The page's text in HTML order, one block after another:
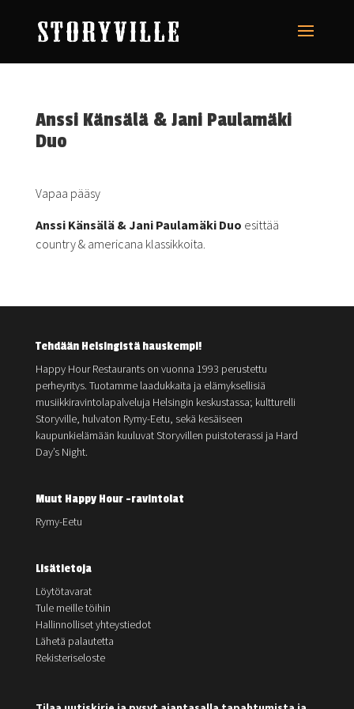
Anssi Känsälä & Jani Paulamäki
Duo
Vapaa pääsy
Anssi Känsälä & Jani Paulamäki Duo esittää
country & americana klassikkoita.
Tehdään Helsingistä hauskempi!
Happy Hour Restaurants on vuonna 1993 perustettu
perheyritys. Tuotamme laadukkaita ja elämyksellisiä
musiikkiravintolapalveluja Helsingin keskustassa; kultturelli
Storyville, hulvaton Rymy-Eetu, sekä kesäiseen
kaupunkielämään kuuluvat Storyvillen puistoterassi ja Hard
Day’s Night.
Muut Happy Hour -ravintolat
Rymy-Eetu
Lisätietoja
Löytötavarat
Tule meille töihin
Hallinnolliset yhteystiedot
Lähetä palautetta
Rekisteriseloste